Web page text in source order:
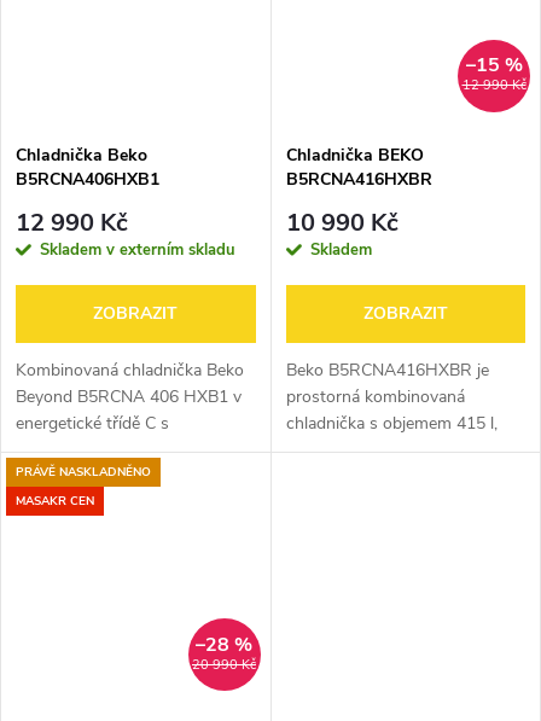
Chladnička Beko
B5RCNA406HXB1
12 990 Kč
Skladem v externím skladu
ZOBRAZIT
Kombinovaná chladnička Beko
Beyond B5RCNA 406 HXB1 v
energetické třídě C s
HarvestFresh přihrádkou,
AeroFlow systémem chlazením,
beznámrazovou technologií
12 990 Kč
–15 %
Chladnička BEKO
B5RCNA416HXBR
10 990 Kč
Skladem
ZOBRAZIT
Beko B5RCNA416HXBR je
prostorná kombinovaná
chladnička s objemem 415 l,
technologií No Frost a
PRÁVĚ NASKLADNĚNO
MASAKR CEN
20 990 Kč
–28 %